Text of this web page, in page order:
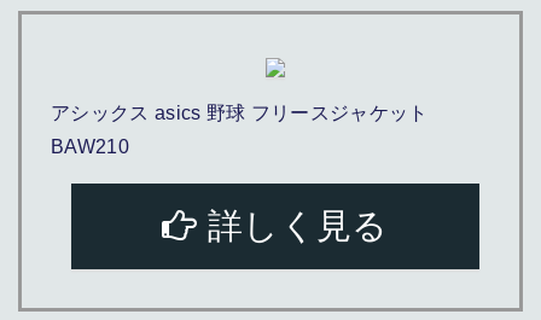
アシックス asics 野球 フリースジャケット
BAW210
詳しく見る